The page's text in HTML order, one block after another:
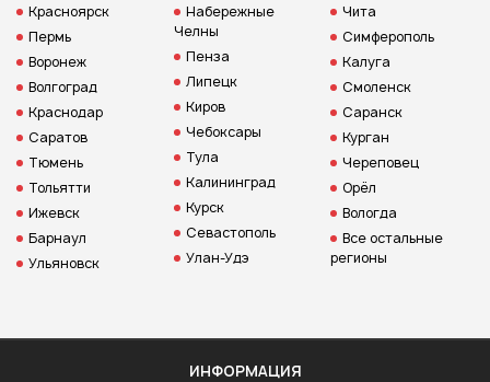
Красноярск
Пермь
Воронеж
Волгоград
Краснодар
Саратов
Тюмень
Тольятти
Ижевск
Барнаул
Ульяновск
Набережные
Челны
Пенза
Липецк
Киров
Чебоксары
Тула
Калининград
Курск
Севастополь
Улан-Удэ
Чита
Симферополь
Калуга
Смоленск
Саранск
Курган
Череповец
Орёл
Вологда
Все остальные
регионы
ИНФОРМАЦИЯ